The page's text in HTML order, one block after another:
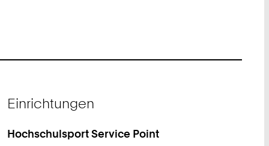
Einrichtungen
Hochschulsport Service Point